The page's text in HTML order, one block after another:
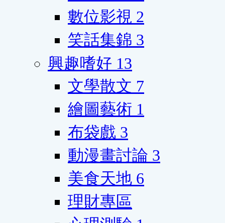
數位影視 2
笑話集錦 3
興趣嗜好 13
文學散文 7
繪圖藝術 1
布袋戲 3
動漫畫討論 3
美食天地 6
理財專區